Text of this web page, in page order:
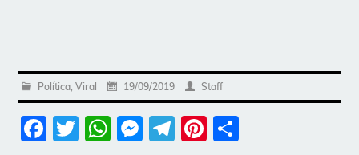
Política ,Viral 19/09/2019 Staff
Facebook
Twitter
WhatsApp
Messenger
Telegram
Pinterest